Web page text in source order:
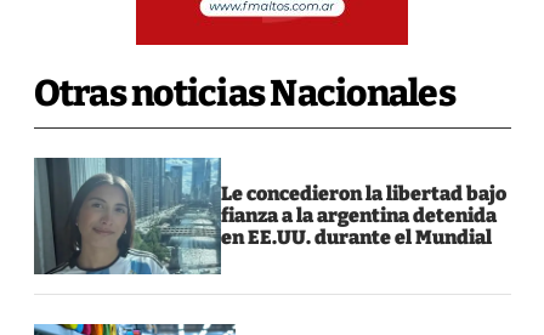
Otras noticias Nacionales
Le concedieron la libertad bajo
fianza a la argentina detenida
en EE.UU. durante el Mundial